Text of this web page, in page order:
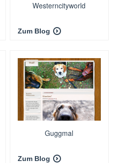
Westerncityworld
Zum Blog
Guggmal
Zum Blog